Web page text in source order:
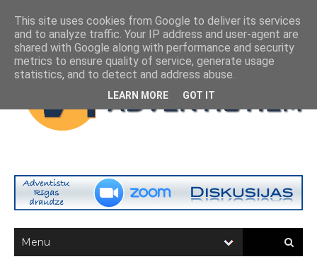
This site uses cookies from Google to deliver its services
and to analyze traffic. Your IP address and user-agent are
shared with Google along with performance and security
metrics to ensure quality of service, generate usage
statistics, and to detect and address abuse.
LEARN MORE GOT IT